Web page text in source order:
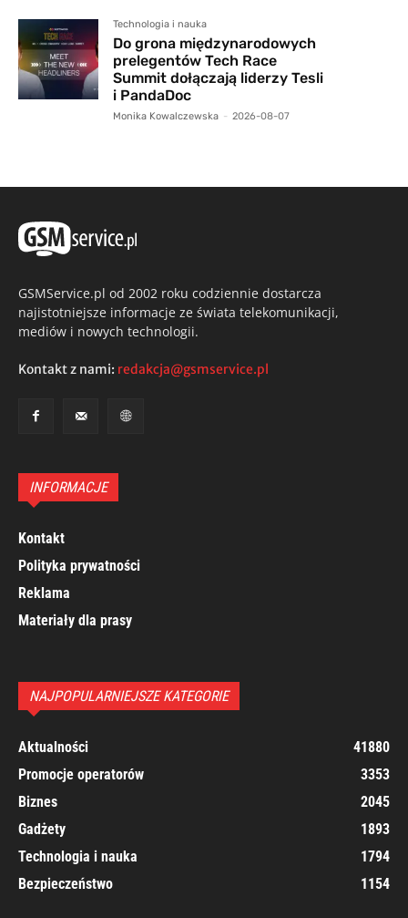
Technologia i nauka
Do grona międzynarodowych
prelegentów Tech Race
Summit dołączają liderzy Tesli
i PandaDoc
Monika Kowalczewska - 2026-08-07
GSMService.pl od 2002 roku codziennie dostarcza
najistotniejsze informacje ze świata telekomunikacji,
mediów i nowych technologii.
Kontakt z nami: redakcja@gsmservice.pl
INFORMACJE
Kontakt
Polityka prywatności
Reklama
Materiały dla prasy
NAJPOPULARNIEJSZE KATEGORIE
Aktualności
41880
Promocje operatorów
3353
Biznes
2045
Gadżety
1893
Technologia i nauka
1794
Bezpieczeństwo
1154